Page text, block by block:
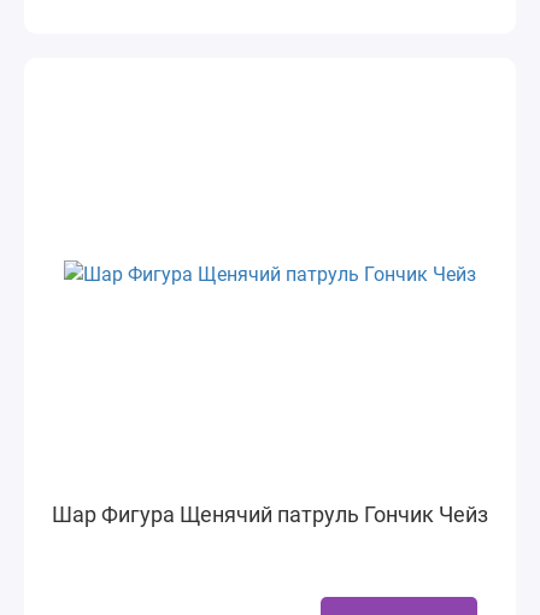
Шар Фигура Щенячий патруль Гончик Чейз